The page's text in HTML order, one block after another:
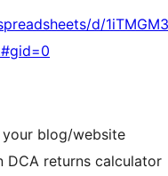
d/
blog/website
DCA returns calculator